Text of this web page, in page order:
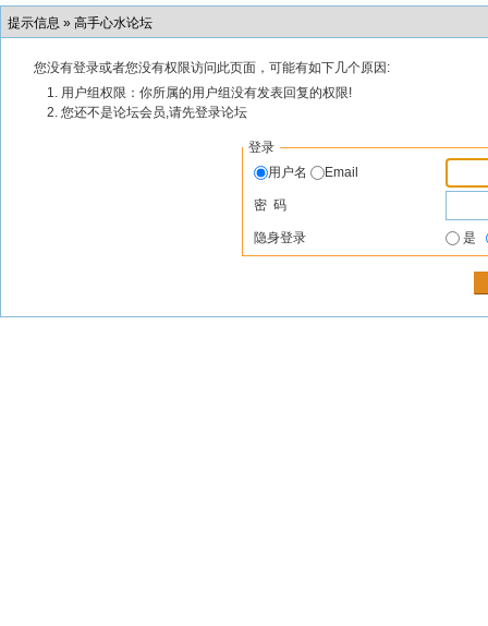
提示信息 » 高手心水论坛
您没有登录或者您没有权限访问此页面，可能有如下几个原因:
用户组权限：你所属的用户组没有发表回复的权限!
您还不是论坛会员,请先登录论坛
登录
用户名
Email
密 码
隐身登录 是